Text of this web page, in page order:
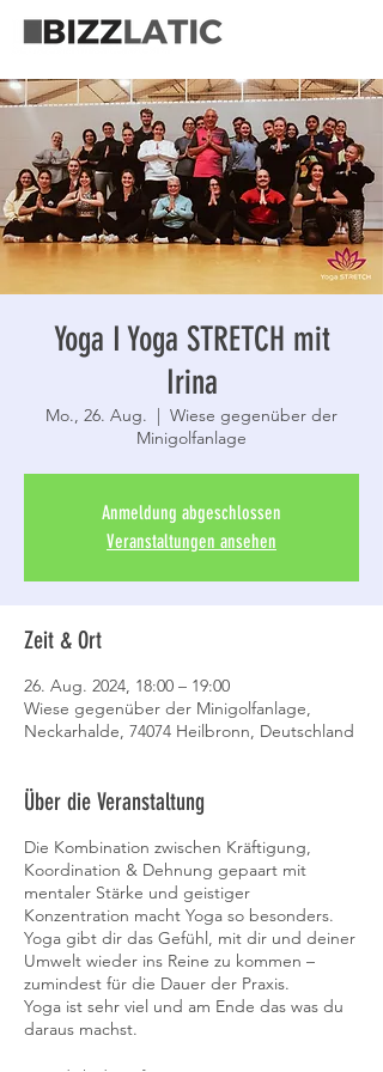
Yoga I Yoga STRETCH mit
Irina
Mo., 26. Aug.
  |
Wiese gegenüber der
Minigolfanlage
Anmeldung abgeschlossen
Veranstaltungen ansehen
Zeit & Ort
26. Aug. 2024, 18:00 – 19:00
Wiese gegenüber der Minigolfanlage,
Neckarhalde, 74074 Heilbronn, Deutschland
Über die Veranstaltung
Die Kombination zwischen Kräftigung,
Koordination & Dehnung gepaart mit
mentaler Stärke und geistiger
Konzentration macht Yoga so besonders.
Yoga gibt dir das Gefühl, mit dir und deiner
Umwelt wieder ins Reine zu kommen –
zumindest für die Dauer der Praxis.
Yoga ist sehr viel und am Ende das was du
daraus machst.